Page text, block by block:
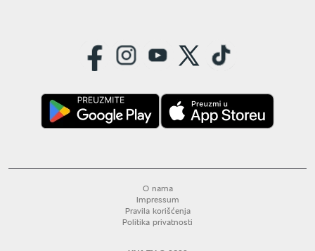
O nama
Impressum
Pravila korišćenja
Politika privatnosti